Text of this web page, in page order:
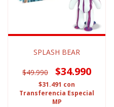
SPLASH BEAR
$49.990 $34.990
$31.491 con
Transferencia Especial
MP